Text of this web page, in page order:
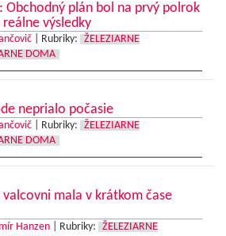
Obchodný plán bol na prvý polrok
výsledky
Rubriky:
ŽELEZIARNE
DOMA
neprialo počasie
Rubriky:
ŽELEZIARNE
DOMA
mala v krátkom čase
Hanzen Rubriky:
ŽELEZIARNE